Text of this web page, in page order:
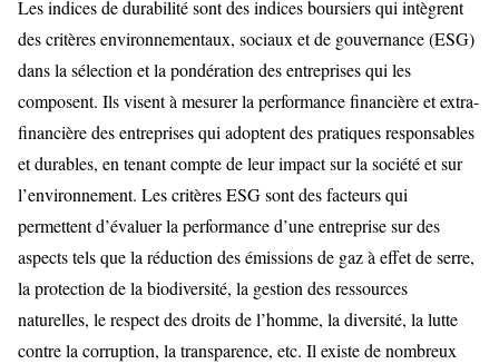
Les indices de durabilité sont des indices boursiers qui intègrent
des critères environnementaux, sociaux et de gouvernance (ESG)
dans la sélection et la pondération des entreprises qui les
composent. Ils visent à mesurer la performance financière et extra-
financière des entreprises qui adoptent des pratiques responsables
et durables, en tenant compte de leur impact sur la société et sur
l’environnement. Les critères ESG sont des facteurs qui
permettent d’évaluer la performance d’une entreprise sur des
aspects tels que la réduction des émissions de gaz à effet de serre,
la protection de la biodiversité, la gestion des ressources
naturelles, le respect des droits de l’homme, la diversité, la lutte
contre la corruption, la transparence, etc. Il existe de nombreux